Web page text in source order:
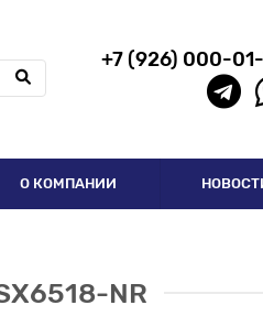
+7 (926) 000-
О КОМПАНИИ
NR